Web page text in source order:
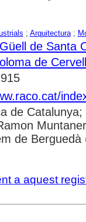
; Arquitectura;
de Santa
de
de
de Berguedà
a aquest